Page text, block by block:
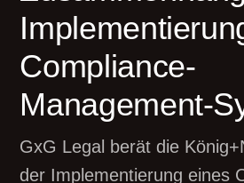
Compliance-
Management-
GxG Legal berät die
der Implementierung eines